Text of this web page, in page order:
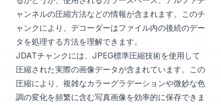
ャンネルの圧縮方法などの情報が含まれます。このチ
ャンクにより、デコーダーはファイル内の後続のデー
タを処理する方法を理解できます。
JDATチャンクには、JPEG標準圧縮技術を使用して
圧縮された実際の画像データが含まれています。この
圧縮により、複雑なカラーグラデーションや微妙な色
調の変化を頻繁に含む写真画像を効率的に保存できま